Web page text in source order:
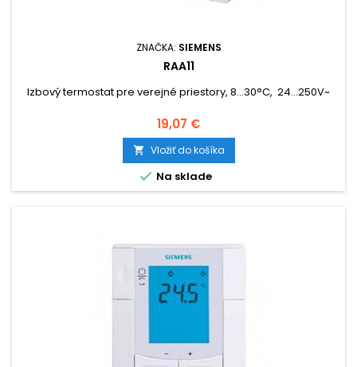
ZNAČKA: SIEMENS
RAA11
Izbový termostat pre verejné priestory, 8...30°C, 24...250V~
Cena
19,07 €
 Vložiť do košíka
 Na sklade